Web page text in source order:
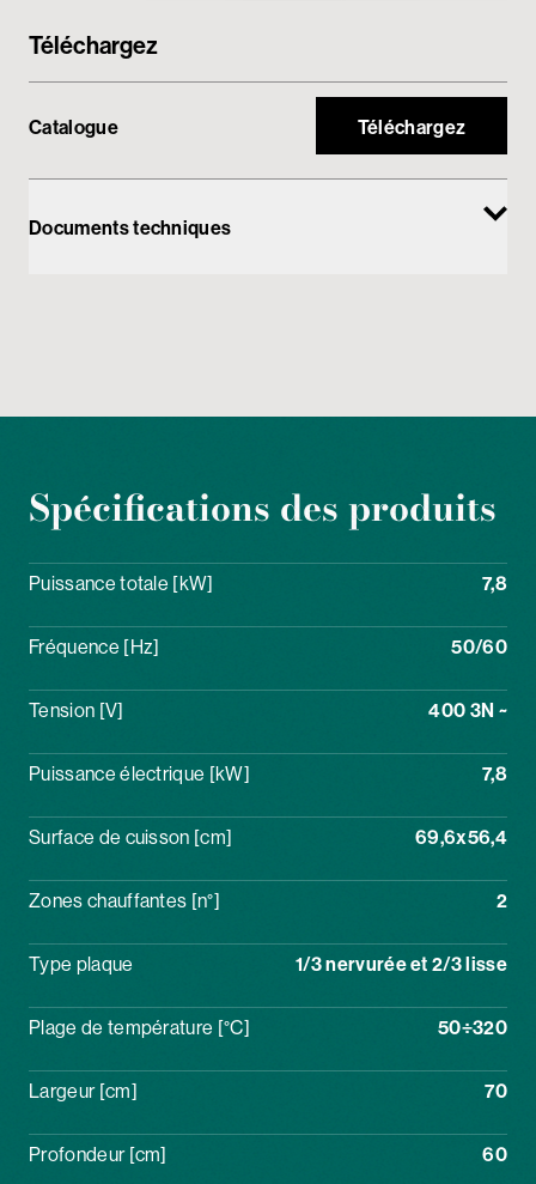
Téléchargez
Catalogue Téléchargez
Documents techniques
Spécifications des produits
Puissance totale [kW] 7,8
Fréquence [Hz] 50/60
Tension [V] 400 3N ~
Puissance électrique [kW] 7,8
Surface de cuisson [cm] 69,6x56,4
Zones chauffantes [n°] 2
Type plaque 1/3 nervurée et 2/3 lisse
Plage de température [°C] 50÷320
Largeur [cm] 70
Profondeur [cm] 60